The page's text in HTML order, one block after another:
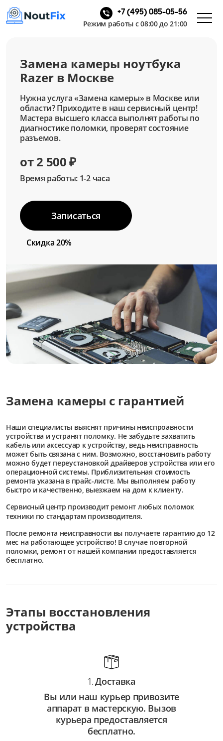
+7 (495) 085-05-56
Режим работы с 08:00 до 21:00
Замена камеры ноутбука
Razer в Москве
Нужна услуга «Замена камеры» в Москве или
области? Приходите в наш сервисный центр!
Мастера высшего класса выполнят работы по
диагностике поломки, проверят состояние
разъемов.
от 2 500 ₽
Время работы: 1-2 часа
Записаться
Скидка 20%
Замена камеры с гарантией
Наши специалисты выяснят причины неиспроавности
устройства и устранят поломку. Не забудьте захватить
кабель или аксессуар к устройству, ведь неисправность
может быть связана с ним. Возможно, восстановить работу
можно будет переустановкой драйверов устройства или его
операционной системы. Приблизительная стоимость
ремонта указана в прайс-листе. Мы выполняем работу
быстро и качественно, выезжаем на дом к клиенту.
Сервисный центр производит ремонт любых поломок
техники по стандартам производителя.
После ремонта неисправности вы получаете гарантию до 12
мес на работающее устройство! В случае повторной
поломки, ремонт от нашей компании предоставляется
бесплатно.
Этапы восстановления
устройства
1.Доставка
Вы или наш курьер привозите
аппарат в мастерскую. Вызов
курьера предоставляется
бесплатно.